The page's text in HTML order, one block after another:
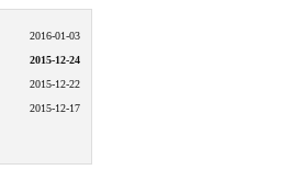
2016-01-03
2015-12-24
2015-12-22
2015-12-17